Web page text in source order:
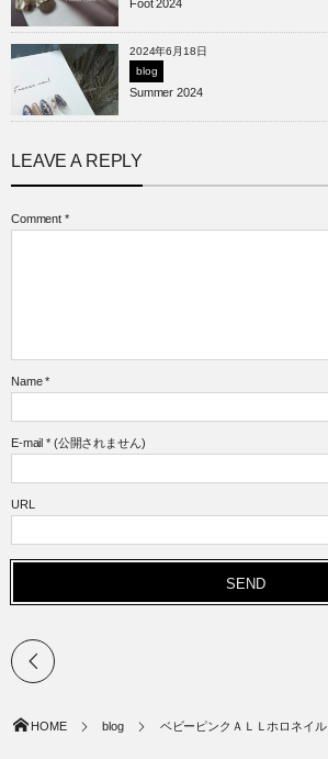
Foot 2024
2024年6月18日
blog
Summer 2024
LEAVE A REPLY
Comment *
Name *
E-mail *(公開されません)
URL
HOME blog ベビーピンクＡＬＬホロネイル